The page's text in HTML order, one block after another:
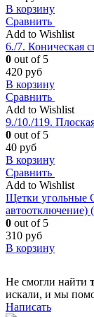
В корзину
Сравнить
Add to Wishlist
6./7. Коническая
0 out of 5
420 руб
В корзину
Сравнить
Add to Wishlist
9./10./119.
0 out of 5
40 руб
В корзину
Сравнить
Add to Wishlist
Щетки угольные
автоотключение)
0 out of 5
310 руб
В корзину
Не смогли найти
искали, и мы
Написать